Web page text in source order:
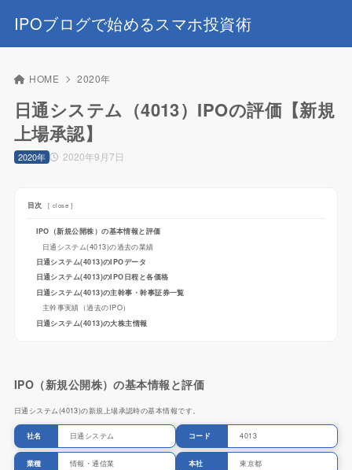
IPOブログで始めるスマホ投資術
HOME 2020年
日通システム（4013）IPOの評価【新規
上場承認】
2020年 2020年9月7日
目次 [ close ]
IPO（新規公開株）の基本情報と評価
日通システム(4013)の過去の業績
日通システム(4013)のIPOデータ
日通システム(4013)のIPO日程と各価格
日通システム(4013)の主幹事・幹事証券一覧
主幹事実績（過去のIPO）
日通システム(4013)の大株主情報
IPO（新規公開株）の基本情報と評価
日通システム(4013)の新規上場承認時の基本情報です。
社名 日通システム
業種 情報・通信業
コード 4013
本社 東京都